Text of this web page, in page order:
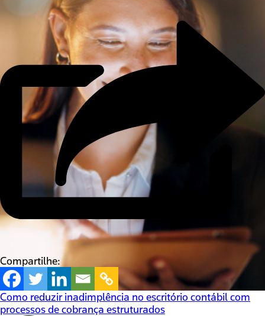
Compartilhe:
Como reduzir inadimplência no escritório contábil com
processos de cobrança estruturados